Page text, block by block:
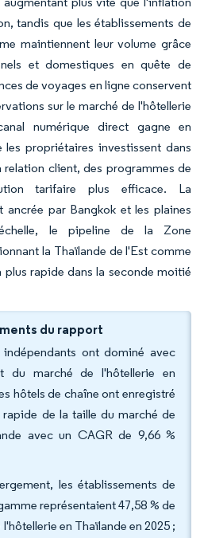
tandis que les établissements de
maintiennent leur volume grâce
et domestiques en quête de
de voyages en ligne conservent
sur le marché de l'hôtellerie
numérique direct gagne en
propriétaires investissent dans
client, des programmes de
tarifaire plus efficace. La
ancrée par Bangkok et les plaines
le pipeline de la Zone
la Thaïlande de l'Est comme
plus rapide dans la seconde moitié
du rapport
ont dominé avec
du marché de l'hôtellerie en
hôtels de chaîne ont enregistré
de la taille du marché de
avec un CAGR de 9,66 %
les établissements de
représentaient 47,58 % de
en Thaïlande en 2025 ;